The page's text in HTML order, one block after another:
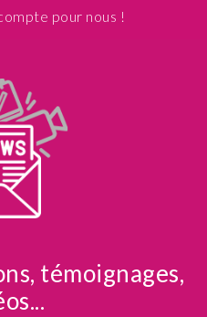
pour nous !
témoignages,